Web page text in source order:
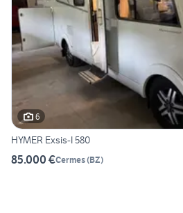
6
HYMER Exsis-I 580
85.000 €Cermes(BZ)